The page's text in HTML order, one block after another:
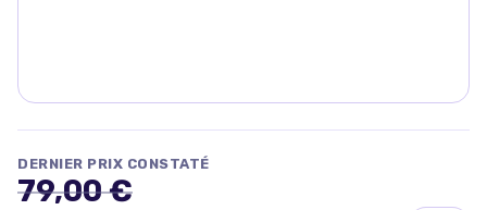
DERNIER PRIX CONSTATÉ
79,00 €